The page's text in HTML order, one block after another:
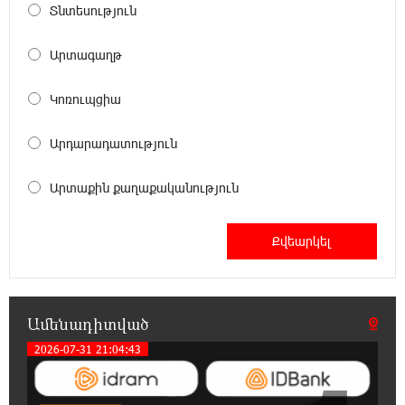
առաջարկում է պահանջարկ չունեցող
մասնագիտություններ. Ատոմ Մխիթարյան
ազգային ողբերգություն է․ Ավետիք
Չպետք է լռել, պետք է խոսել Բաքվի ռեժիմի
17:06:15 6-08-2026
հայության խայտառակություն» է անվանել
Ամենայն Հայոց Կաթողիկոսի նկատմամբ
դատավարությունը
Տնտեսություն
Արտագաղթ
Կոռուպցիա
Արդարադատություն
Արտաքին քաղաքականություն
Ամենադիտված
2026-07-31 21:04:43